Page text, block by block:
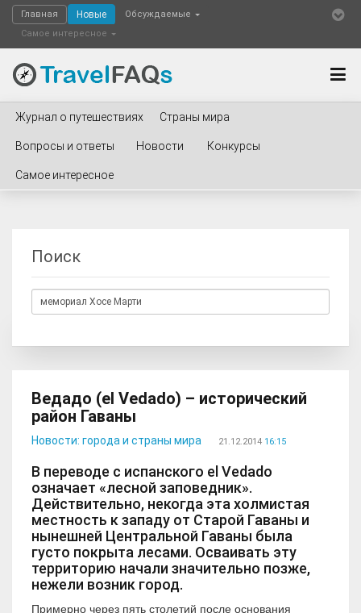
Главная Новые
Обсуждаемые
Самое интересное
Журнал о путешествиях Страны мира
Вопросы и ответы Новости Конкурсы
Самое интересное
Поиск
Ведадо (el Vedado) – исторический
район Гаваны
Новости: города и страны мира 21.12.2014 16:15
В переводе с испанского el Vedado
означает «лесной заповедник».
Действительно, некогда эта холмистая
местность к западу от Старой Гаваны и
нынешней Центральной Гаваны была
густо покрыта лесами. Осваивать эту
территорию начали значительно позже,
нежели возник город.
Примерно через пять столетий после основания